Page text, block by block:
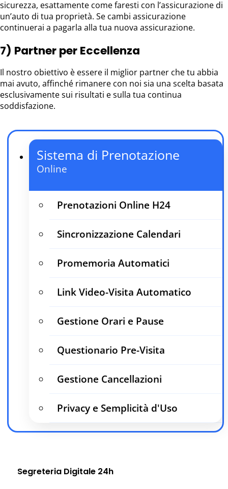
sicurezza, esattamente come faresti con l’assicurazione di
un’auto di tua proprietà. Se cambi assicurazione
continuerai a pagarla alla tua nuova assicurazione.
7) Partner per Eccellenza
Il nostro obiettivo è essere il miglior partner che tu abbia
mai avuto, affinché rimanere con noi sia una scelta basata
esclusivamente sui risultati e sulla tua continua
soddisfazione.
Sistema di Prenotazione
Online
Prenotazioni Online H24
Sincronizzazione Calendari
Promemoria Automatici
Link Video-Visita Automatico
Gestione Orari e Pause
Questionario Pre-Visita
Gestione Cancellazioni
Privacy e Semplicità d'Uso
Segreteria Digitale 24h